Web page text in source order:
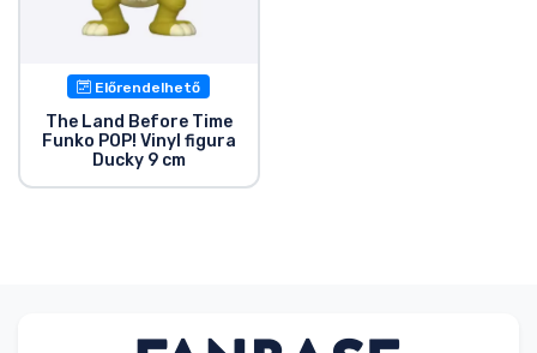
Előrendelhető
The Land Before Time
Funko POP! Vinyl figura
Ducky 9 cm